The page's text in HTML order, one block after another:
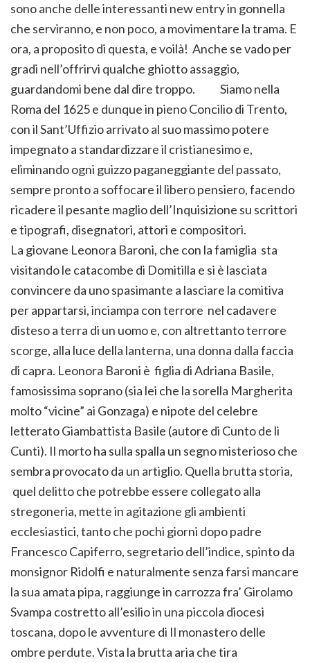
sono anche delle interessanti new entry in gonnella
che serviranno, e non poco, a movimentare la trama. E
ora, a proposito di questa, e voilà! Anche se vado per
gradi nell’offrirvi qualche ghiotto assaggio,
guardandomi bene dal dire troppo. Siamo nella
Roma del 1625 e dunque in pieno Concilio di Trento,
con il Sant’Uffizio arrivato al suo massimo potere
impegnato a standardizzare il cristianesimo e,
eliminando ogni guizzo paganeggiante del passato,
sempre pronto a soffocare il libero pensiero, facendo
ricadere il pesante maglio dell’Inquisizione su scrittori
e tipografi, disegnatori, attori e compositori.
La giovane Leonora Baroni, che con la famiglia sta
visitando le catacombe di Domitilla e si è lasciata
convincere da uno spasimante a lasciare la comitiva
per appartarsi, inciampa con terrore nel cadavere
disteso a terra di un uomo e, con altrettanto terrore
scorge, alla luce della lanterna, una donna dalla faccia
di capra. Leonora Baroni è figlia di Adriana Basile,
famosissima soprano (sia lei che la sorella Margherita
molto “vicine” ai Gonzaga) e nipote del celebre
letterato Giambattista Basile (autore di Cunto de li
Cunti). Il morto ha sulla spalla un segno misterioso che
sembra provocato da un artiglio. Quella brutta storia,
quel delitto che potrebbe essere collegato alla
stregoneria, mette in agitazione gli ambienti
ecclesiastici, tanto che pochi giorni dopo padre
Francesco Capiferro, segretario dell’indice, spinto da
monsignor Ridolfi e naturalmente senza farsi mancare
la sua amata pipa, raggiunge in carrozza fra’ Girolamo
Svampa costretto all’esilio in una piccola diocesi
toscana, dopo le avventure di Il monastero delle
ombre perdute. Vista la brutta aria che tira